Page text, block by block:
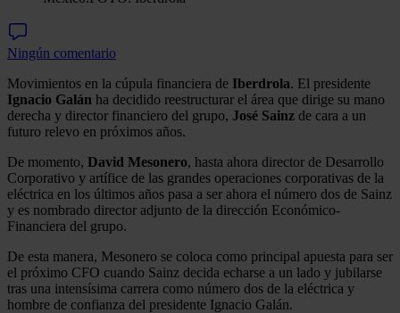
Ningún comentario
Movimientos en la cúpula financiera de Iberdrola. El presidente
Ignacio Galán ha decidido reestructurar el área que dirige su mano
derecha y director financiero del grupo, José Sainz de cara a un
futuro relevo en próximos años.
De momento, David Mesonero, hasta ahora director de Desarrollo
Corporativo y artífice de las grandes operaciones corporativas de la
eléctrica en los últimos años pasa a ser ahora el número dos de Sainz
y es nombrado director adjunto de la dirección Económico-
Financiera del grupo.
De esta manera, Mesonero se coloca como principal apuesta para ser
el próximo CFO cuando Sainz decida echarse a un lado y jubilarse
tras una intensísima carrera como número dos de la eléctrica y
hombre de confianza del presidente Ignacio Galán.